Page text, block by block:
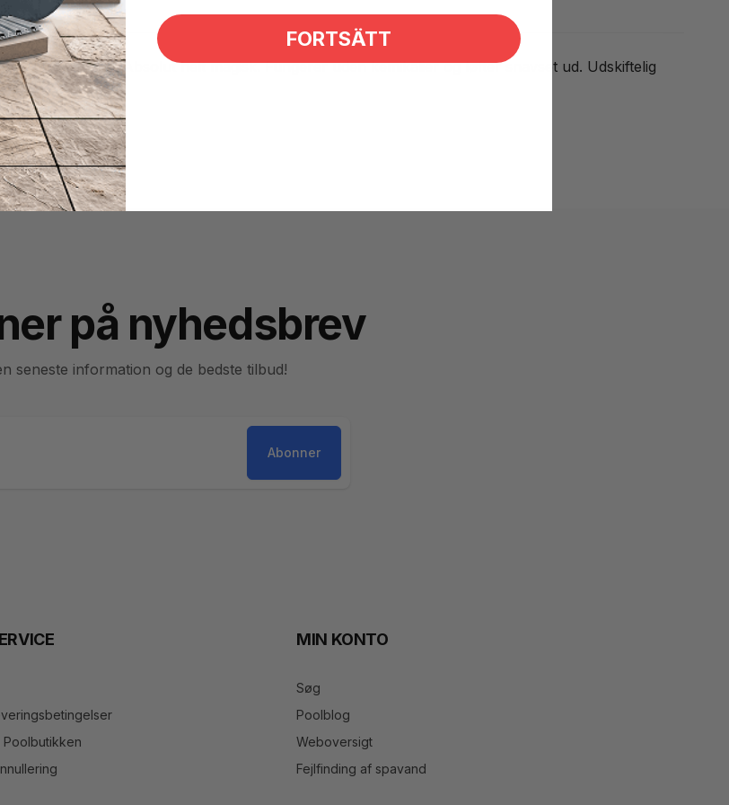
eller spabad. Absolut helt magisk. Fungerer uden kemikalier og løfter snavset ud. Udskiftelig
på nyhedsbrev
seneste information og de bedste tilbud!
Abonner
Poolbutikken
MIN KONTO
Søg
Poolblog
Weboversigt
Fejlfinding af spavand
FORTSÄTT